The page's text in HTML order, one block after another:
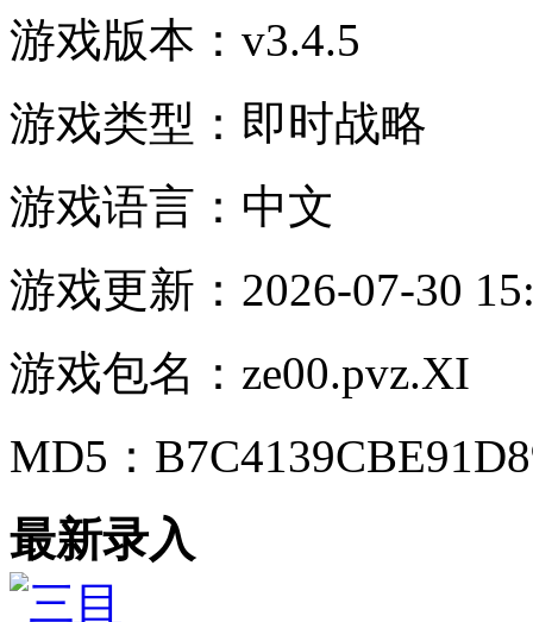
游戏版本： v3.4.5
游戏类型： 即时战略
游戏语言： 中文
游戏更新： 2026-07-30
游戏包名： ze00.pvz.XI
MD5：
最新录入